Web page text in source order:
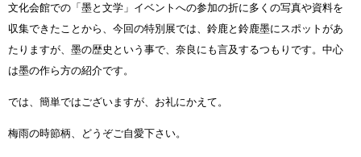
文化会館での「墨と文学」イベントへの参加の折に多くの写真や資料を
収集できたことから、今回の特別展では、鈴鹿と鈴鹿墨にスポットがあ
たりますが、墨の歴史という事で、奈良にも言及するつもりです。中心
は墨の作ら方の紹介です。
では、簡単ではございますが、お礼にかえて。
梅雨の時節柄、どうぞご自愛下さい。